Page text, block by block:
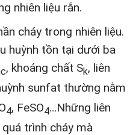
nhiên liệu rắn.
cháy trong nhiên liệu.
huỳnh tồn tại dưới ba
, khoáng chất Sk, liên
sunfat thường nằm
4, FeSO4…Những liên
trình cháy mà